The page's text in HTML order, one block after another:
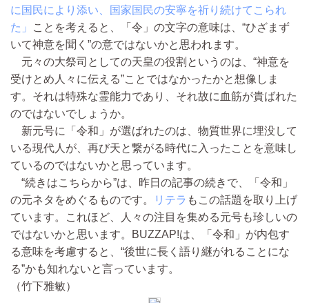
に国民により添い、国家国民の安寧を祈り続けてこられ
た」
ことを考えると、「令」の文字の意味は、“ひざまず
いて神意を聞く”の意ではないかと思われます。
元々の大祭司としての天皇の役割というのは、“神意を
受けとめ人々に伝える”ことではなかったかと想像しま
す。それは特殊な霊能力であり、それ故に血筋が貴ばれた
のではないでしょうか。
新元号に「令和」が選ばれたのは、物質世界に埋没して
いる現代人が、再び天と繋がる時代に入ったことを意味し
ているのではないかと思っています。
“続きはこちらから”は、昨日の記事の続きで、「令和」
の元ネタをめぐるものです。
リテラ もこの話題を取り上げ
ています。これほど、人々の注目を集める元号も珍しいの
ではないかと思います。BUZZAP!は、「令和」が内包す
る意味を考慮すると、“後世に長く語り継がれることにな
る”かも知れないと言っています。
（竹下雅敏）